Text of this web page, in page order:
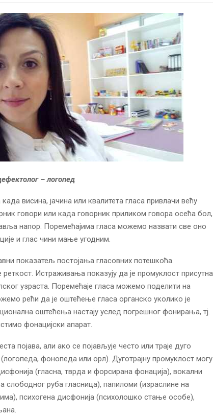
– логопед
висина, јачина или квалитета гласа привлачи већу
говори или када говорник приликом говора осећа бол,
напор. Поремећајима гласа можемо назвати све оно
и глас чини мање угодним.
показатељ постојања гласовних потешкоћа.
реткост. Истраживања показују да је промуклост присутна
узраста. Поремећаје гласа можемо поделити на
рећи да је оштећење гласа органско уколико је
оштећења настају услед погрешног фонирања, тј.
фонацијски апарат.
појава, али ако се појављује често или траје дуго
фонопеда или орл). Дуготрајну промуклост могу
(гласна, тврда и форсирана фонација), вокални
слободног руба гласница), папиломи (израслине на
психогена дисфонија (психолошко стање особе),